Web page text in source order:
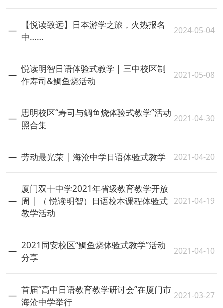
【悦读致远】日本游学之旅，火热报名
中……
2024-05-04
悦读明智日语体验式教学 | 三中校区制
作寿司&鲷鱼烧活动
2021-05-08
思明校区“寿司与鲷鱼烧体验式教学”活动
照合集
2021-04-30
劳动最光荣 | 海沧中学日语体验式教学 2021-04-20
厦门双十中学2021年省级教育教学开放
周 | （ 悦读明智）日语校本课程体验式
教学活动
2021-04-19
2021同安校区“鲷鱼烧体验式教学”活动
分享
2021-04-10
首届“高中日语教育教学研讨会”在厦门市
海沧中学举行
2021-03-27